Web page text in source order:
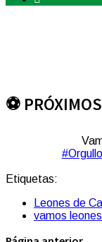
⚽
Etiquetas:
Leones de
vamos leones